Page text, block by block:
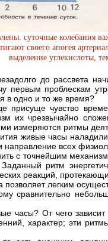
суточные колебания
своего апогея
выделение углекислоты,
до рассвета
первым проблескам
в одно и то же время?
присуще чувство
их чрезвычайно
измеряются ритмы
живые часы
направление всех
с точнейшим
ритм
реакций,
легким
сравнительно
часы? От чего зависит
характер; эти